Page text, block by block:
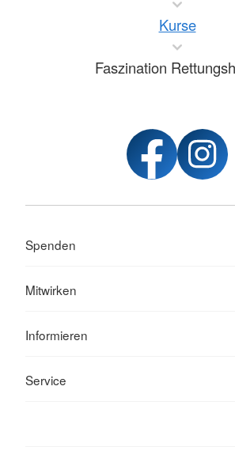
Kurse
Faszination
Spenden
Mitwirken
Informieren
Service